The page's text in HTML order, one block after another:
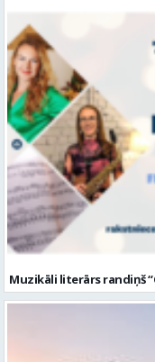
Muzikāli literārs randiņš